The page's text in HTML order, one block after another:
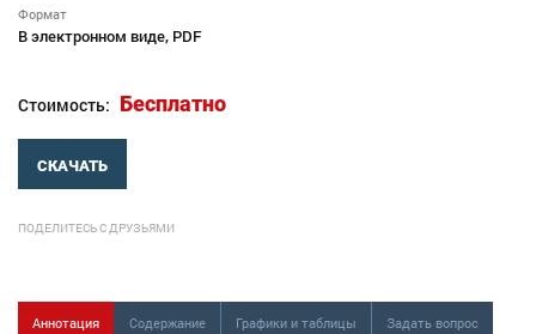
Формат
В электронном виде, PDF
Стоимость: Бесплатно
СКАЧАТЬ
ПОДЕЛИТЕСЬ С ДРУЗЬЯМИ
Аннотация Содержание Графики и таблицы Задать вопрос